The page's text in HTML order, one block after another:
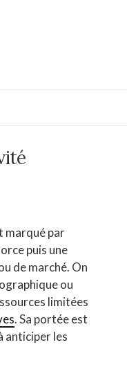
marqué par
puis une
de marché. On
ou
limitées
. Sa portée est
anticiper les